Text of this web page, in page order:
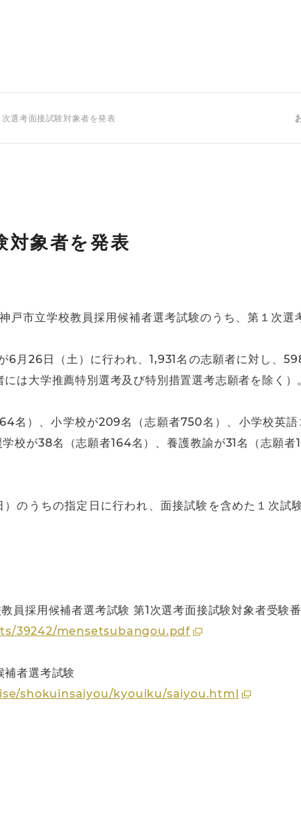
選考面接試験対象者を発表
象者を発表
戸市立学校教員採用候補者選考試験のうち、第１次
6月26日（土）に行われ、1,931名の志願者に対し、
は大学推薦特別選考及び特別措置選考志願者を除く）
名）、小学校が209名（志願者750名）、小学校英
校が38名（志願者164名）、養護教諭が31名（志願
のうちの指定日に行われ、面接試験を含めた１次試
員採用候補者選考試験 第1次選考面接試験対象者受験
39242/mensetsubangou.pdf
補者選考試験
shokuinsaiyou/kyouiku/saiyou.html